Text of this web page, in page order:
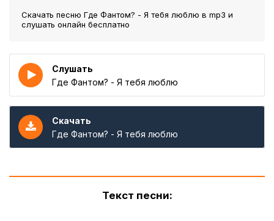
Скачать песню Где Фантом? - Я тебя люблю в mp3 и
слушать онлайн бесплатно
Слушать
Где Фантом? - Я тебя люблю
Скачать
Где Фантом? - Я тебя люблю
Текст песни: